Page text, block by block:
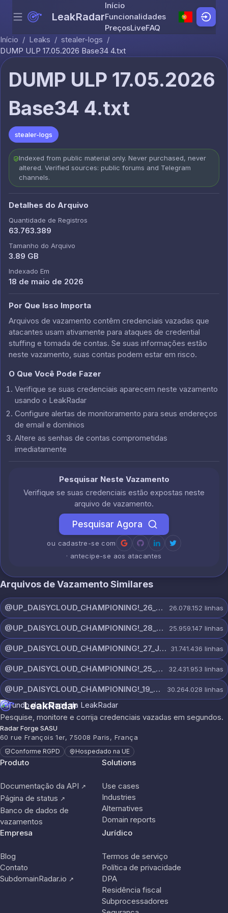
Skip to content
Menu LeakRadar
Início
Funcionalidades
PreçosLiveFAQ
Início / Leaks / stealer-logs /
DUMP ULP 17.05.2026 Base34 4.txt
DUMP ULP 17.05.2026
Base34 4.txt
stealer-logs
Indexed from public material only. Never purchased, never
altered. Verified sources: public forums and Telegram
channels.
Detalhes do Arquivo
Quantidade de Registros
63.763.389
Tamanho do Arquivo
3.89 GB
Indexado Em
18 de maio de 2026
Por Que Isso Importa
Arquivos de vazamento contêm credenciais vazadas que
atacantes usam ativamente para ataques de credential
stuffing e tomada de contas. Se suas informações estão
neste vazamento, suas contas podem estar em risco.
O Que Você Pode Fazer
Verifique se suas credenciais aparecem neste vazamento
usando o LeakRadar
Configure alertas de monitoramento para seus endereços
de email e domínios
Altere as senhas de contas comprometidas
imediatamente
Pesquisar Neste Vazamento
Verifique se suas credenciais estão expostas neste
arquivo de vazamento.
Pesquisar Agora
ou cadastre-se com
· antecipe-se aos atacantes
Arquivos de Vazamento Similares
@UP_DAISYCLOUD_CHAMPIONING!_26_JULY_5597_ON_CHANNEL.rar 26.078.152 linhas
@UP_DAISYCLOUD_CHAMPIONING!_28_JULY_5218_ON_CHANNEL.rar 25.959.147 linhas
@UP_DAISYCLOUD_CHAMPIONING!_27_JULY_5982_ON_CHANNEL.rar 31.741.436 linhas
@UP_DAISYCLOUD_CHAMPIONING!_25_JULY_5797_ON_CHANNEL.rar 32.431.953 linhas
@UP_DAISYCLOUD_CHAMPIONING!_19_JULY_5790_ON_CHANNEL.rar 30.264.028 linhas
LeakRadar
Pesquise, monitore e corrija credenciais vazadas em segundos.
Radar Forge SASU
60 rue François 1er, 75008 Paris, França
Conforme RGPD Hospedado na UE
Produto
Documentação da API ↗
Página de status ↗
Banco de dados de
vazamentos
Solutions
Use cases
Industries
Alternatives
Domain reports
Empresa
Blog
Contato
SubdomainRadar.io ↗
Jurídico
Termos de serviço
Política de privacidade
DPA
Residência fiscal
Subprocessadores